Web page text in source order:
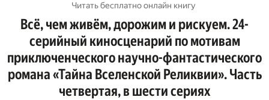
Читать бесплатно онлайн книгу
Всё, чем живём, дорожим и рискуем. 24-
серийный киносценарий по мотивам
приключенческого научно-фантастического
романа «Тайна Вселенской Реликвии». Часть
четвертая, в шести сериях